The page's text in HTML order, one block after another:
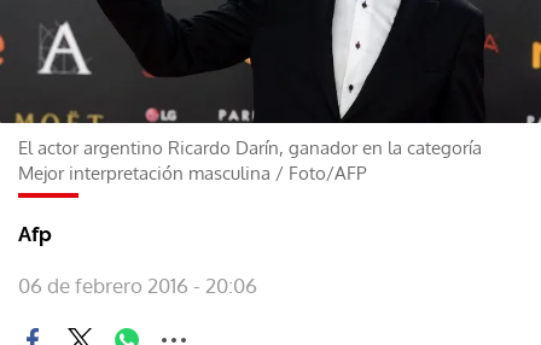
El actor argentino Ricardo Darín, ganador en la categoría
Mejor interpretación masculina / Foto/AFP
Afp
06 de febrero 2016 - 20:06